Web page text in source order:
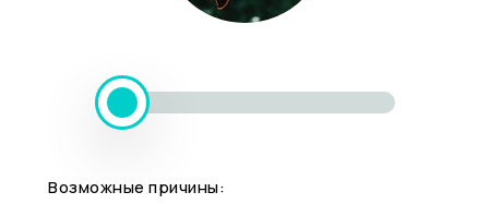
Возможные причины: